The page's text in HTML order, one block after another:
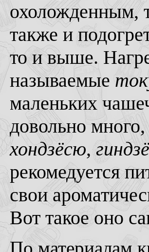
охоложденным,
также и
то и выше.
называемые
маленьких
довольно
хондзёсю,
рекомедуется
свои
Вот такое оно